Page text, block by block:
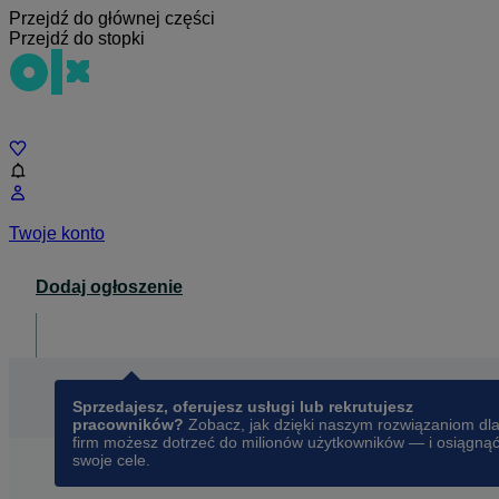
Przejdź do głównej części
Przejdź do stopki
Twoje konto
Dodaj ogłoszenie
Sprzedajesz, oferujesz usługi lub rekrutujesz
pracowników? Zobacz, jak dzięki naszym rozwiązaniom dla
firm możesz dotrzeć do milionów użytkowników — i osiągnąć
swoje cele.